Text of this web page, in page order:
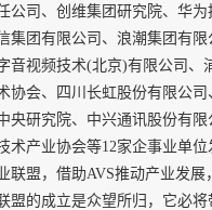
公司、创维集团研究院、华
集团有限公司、浪潮集团有
音视频技术(北京)有限公司、
协会、四川长虹股份有限公
央研究院、中兴通讯股份有
术产业协会等12家企事业单位
联盟，借助AVS推动产业发展
盟的成立是众望所归，它必